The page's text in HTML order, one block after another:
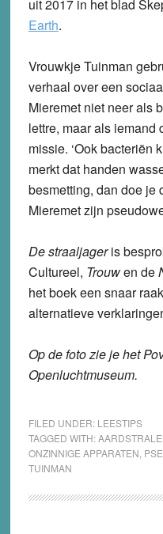
uit 2017 in het blad
Earth.
Vrouwkje Tuinman
verhaal over een
Mieremet niet neer als
lettre, maar als iemand
missie. ‘Ook bacteriën
merkt dat handen
besmetting, dan doe je
Mieremet zijn
De straaljageris
Cultureel, Trouwen de
het boek een snaar
alternatieve
Op de foto zie je het
Openluchtmuseum.
FILED UNDER: LEESTIPS
TAGGED WITH:
ONZINNIGE APPARATEN
TUINMAN